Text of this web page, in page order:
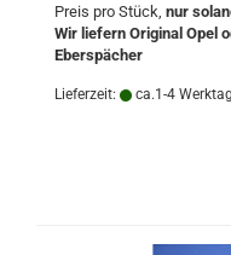
Preis pro Stück, nur
Wir liefern Original Opel
Eberspächer
Lieferzeit: ca.1-4